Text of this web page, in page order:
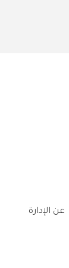
عن الإدارة